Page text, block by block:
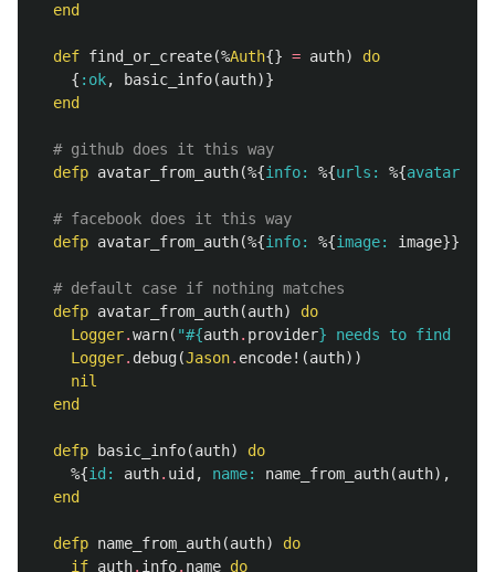
end
def find_or_create(%Auth{} = auth)
do
{ :ok, basic_info(auth)}
end
# github does it this way
defp avatar_from_auth(%{info: %{urls: %{
# facebook does it this way
defp avatar_from_auth(%{info: %{image: image}}),
# default case if nothing matches
defp avatar_from_auth(auth)
do
Logger.warn( "#{auth. provider} needs to find an
Logger. debug(Jason. encode! (auth))
nil
end
defp basic_info(auth)
do
%{id: auth. uid , name: name_from_auth(auth),
end
defp name_from_auth(auth)
do
if auth. info. name do